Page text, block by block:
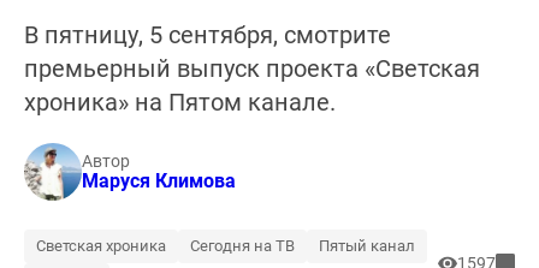
В пятницу, 5 сентября, смотрите
премьерный выпуск проекта «Светская
хроника» на Пятом канале.
Автор
Маруся Климова
Светская хроника Сегодня на ТВ
Пятый канал
1597